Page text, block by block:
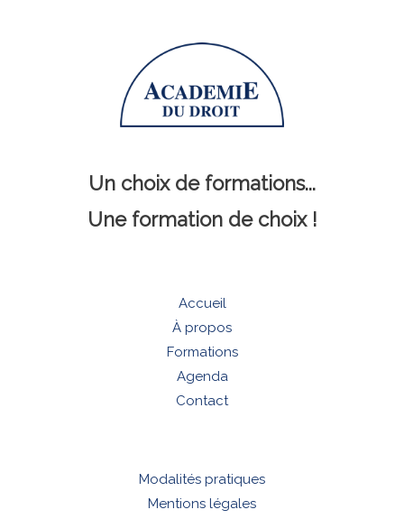
Un choix de formations...
Une formation de choix !
Accueil
À propos
Formations
Agenda
Contact
Modalités pratiques
Mentions légales